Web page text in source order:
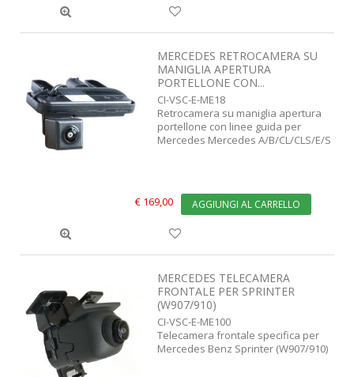
MERCEDES RETROCAMERA SU
MANIGLIA APERTURA
PORTELLONE CON...
CI-VSC-E-ME18
Retrocamera su maniglia apertura
portellone con linee guida per
Mercedes Mercedes A/B/CL/CLS/E/S
€ 169,00 AGGIUNGI AL CARRELLO
MERCEDES TELECAMERA
FRONTALE PER SPRINTER
(W907/910)
CI-VSC-E-ME100
Telecamera frontale specifica per
Mercedes Benz Sprinter (W907/910)